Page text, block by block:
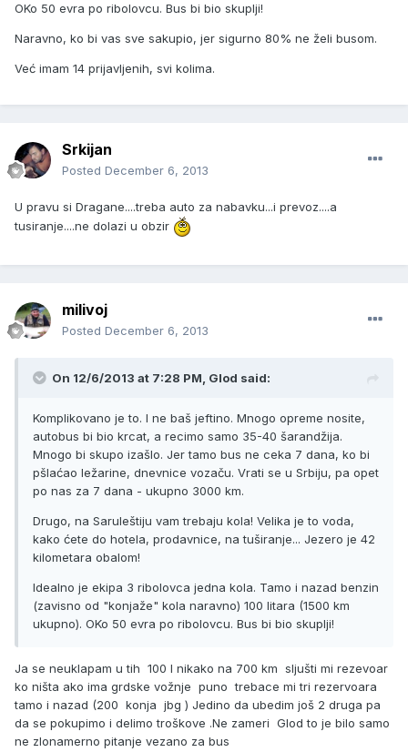
OKo 50 evra po ribolovcu. Bus bi bio skuplji!
Naravno, ko bi vas sve sakupio, jer sigurno 80% ne želi busom.
Već imam 14 prijavljenih, svi kolima.
Srkijan
Posted December 6, 2013
U pravu si Dragane....treba auto za nabavku...i prevoz....a
tusiranje....ne dolazi u obzir
milivoj
Posted December 6, 2013
On 12/6/2013 at 7:28 PM, Glod said:
Komplikovano je to. I ne baš jeftino. Mnogo opreme nosite,
autobus bi bio krcat, a recimo samo 35-40 šarandžija.
Mnogo bi skupo izašlo. Jer tamo bus ne ceka 7 dana, ko bi
pšlaćao ležarine, dnevnice vozaču. Vrati se u Srbiju, pa opet
po nas za 7 dana - ukupno 3000 km.
Drugo, na Saruleštiju vam trebaju kola! Velika je to voda,
kako ćete do hotela, prodavnice, na tuširanje... Jezero je 42
kilometara obalom!
Idealno je ekipa 3 ribolovca jedna kola. Tamo i nazad benzin
(zavisno od "konjaže" kola naravno) 100 litara (1500 km
ukupno). OKo 50 evra po ribolovcu. Bus bi bio skuplji!
Ja se neuklapam u tih 100 l nikako na 700 km sljušti mi rezevoar
ko ništa ako ima grdske vožnje puno trebace mi tri rezervoara
tamo i nazad (200 konja jbg ) Jedino da ubedim još 2 druga pa
da se pokupimo i delimo troškove .Ne zameri Glod to je bilo samo
ne zlonamerno pitanje vezano za bus